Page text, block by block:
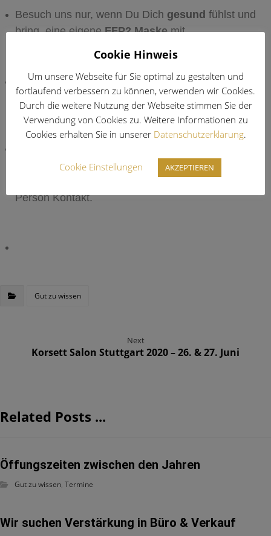
Besuch uns nur, wenn Du Dich gesund fühlst und
bring eine eigeneFFP2 Maskemit.
Während der Beratung müssenalle beteiligten
Personen FFP2 Masken tragen!
sonst in unserer Werkstatt, sondern im
. So hast Du immer nur mit einer
Person Kontakt.
Gut zu wissen
Next
Korsett Salon Stuttgart 2020 – 26. & 27. Juni
Related Posts ...
Öffungszeiten zwischen den Jahren
Gut zu wissen, Termine
Wir suchen Verstärkung in Büro & Verkauf
Cookie Hinweis
Um unsere Webseite für Sie optimal zu gestalten und
fortlaufend verbessern zu können, verwenden wir Cookies.
Durch die weitere Nutzung der Webseite stimmen Sie der
Verwendung von Cookies zu. Weitere Informationen zu
Cookies erhalten Sie in unserer Datenschutzerklärung.
Cookie Einstellungen AKZEPTIEREN